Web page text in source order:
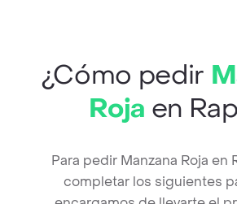
¿Cómo pedir
Roja en
Para pedir Manzana Roja en
completar los siguientes